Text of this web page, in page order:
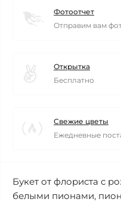
Фотоотчет
Отправим вам
Открытка
Бесплатно
Свежие цветы
Ежедневные
Букет от флориста с
белыми пионами,